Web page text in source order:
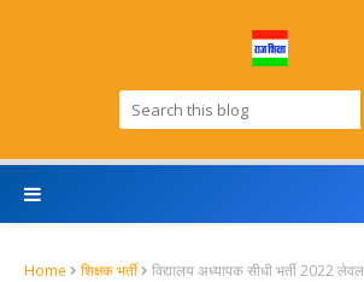
Home शिक्षक भर्ती
विद्यालय अध्यापक सीधी भर्ती 2022